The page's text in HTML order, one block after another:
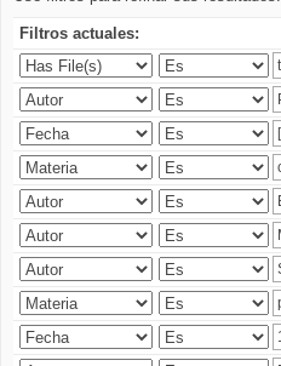
Filtros actuales: